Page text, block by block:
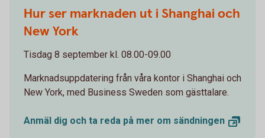
Hur ser marknaden ut i Shanghai och
New York
Tisdag 8 september kl. 08.00-09.00
Marknadsuppdatering från våra kontor i Shanghai och
New York, med Business Sweden som gästtalare.
Anmäl dig och ta reda på mer om sändningen